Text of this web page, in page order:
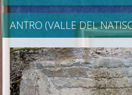
ANTRO (VALLE DEL